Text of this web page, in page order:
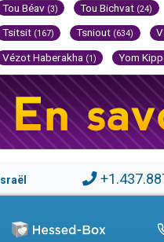
Tou Béav (3) Tou Bichvat (24)
Tsitsit (167) Tsniout (634)
Vézot Haberakha (1) Yom
Israël